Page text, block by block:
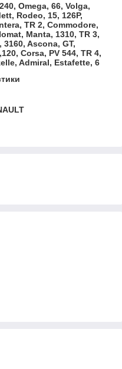
Omega, 66, Volga,
Rodeo, 15, 126P,
TR 2, Commodore,
Manta, 1310, TR 3,
3160, Ascona, GT,
Corsa, PV 544, TR 4,
Admiral, Estafette, 6